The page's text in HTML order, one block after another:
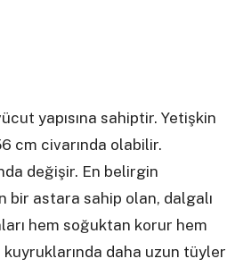
yapısına sahiptir. Yetişkin
cm civarında olabilir.
değişir. En belirgin
bir astara sahip olan, dalgalı
hem soğuktan korur hem
kuyruklarında daha uzun tüyler